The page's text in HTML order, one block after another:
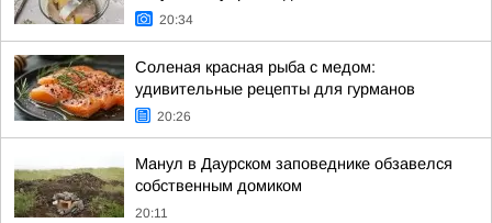
20:34
Соленая красная рыба с медом:
удивительные рецепты для гурманов
20:26
Манул в Даурском заповеднике обзавелся
собственным домиком
20:11